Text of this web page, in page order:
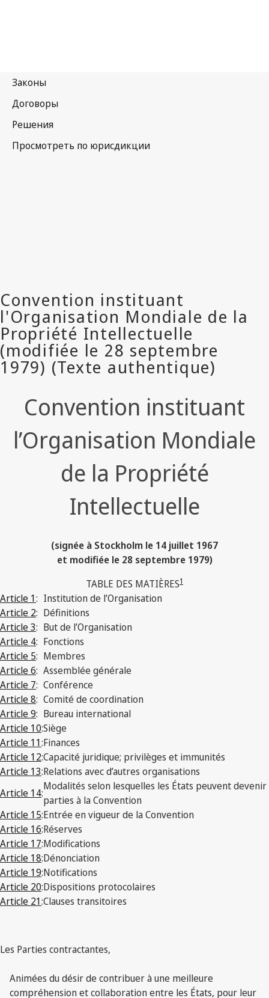
Convention instituant
l’Organisation Mondiale
de la Propriété
Intellectuelle
(signée à Stockholm le 14 juillet 1967
et modifiée le 28 septembre 1979)
TABLE DES MATIÈRES1
Article 1: Institution de l’Organisation
Article 2: Définitions
Article 3: But de l’Organisation
Article 4: Fonctions
Article 5: Membres
Article 6: Assemblée générale
Article 7: Conférence
Article 8: Comité de coordination
Article 9: Bureau international
Article 10:Siège
Article 11:Finances
Article 12:Capacité juridique; privilèges et immunités
Article 13:Relations avec d’autres organisations
Article 14:
Modalités selon lesquelles les États peuvent devenir
parties à la Convention
Article 15:Entrée en vigueur de la Convention
Article 16:Réserves
Article 17:Modifications
Article 18:Dénonciation
Article 19:Notifications
Article 20:Dispositions protocolaires
Article 21:Clauses transitoires
Les Parties contractantes,
Animées du désir de contribuer à une meilleure
compréhension et collaboration entre les États, pour leur